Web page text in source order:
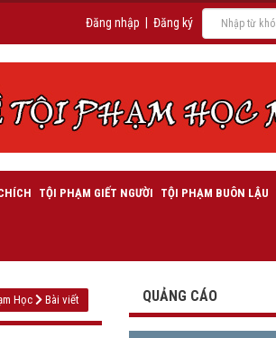
Đăng nhập Đăng ký
TỘI PHẠM GIẾT NGƯỜI TỘI PHẠM BUÔN LẬU
Học Bài viết QUẢNG CÁO